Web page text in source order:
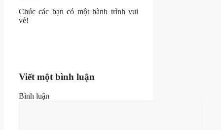
Chúc các bạn có một hành trình vui
vẻ!
Viết một bình luận
Bình luận